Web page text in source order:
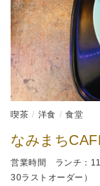
喫茶 洋食 食堂
なみまち
営業時間 ランチ：
30ラストオーダー）